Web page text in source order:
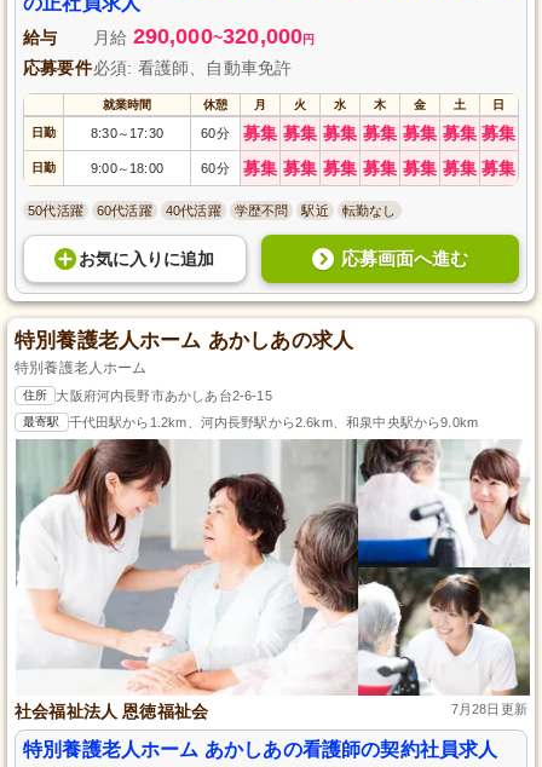
給与 月給 290,000~320,000円
応募要件必須: 看護師、自動車免許
就業時間 休憩 月 火 水 木 金 土 日
日勤 8:30～ 17:30 60分 募集 募集 募集 募集 募集 募集 募集
日勤 9:00～ 18:00 60分 募集 募集 募集 募集 募集 募集 募集
50代活躍 60代活躍 40代活躍 学歴不問 駅近 転勤なし
お気に入り に追加 応募画面へ進む
特別養護老人ホーム あかしあの求人
特別養護老人ホーム
住所 大阪府河内長野市あかしあ台2-6-15
最寄駅 千代田駅から1.2km、河内長野駅から2.6km、和泉中央駅から9.0km
社会福祉法人 恩徳福祉会 7月28日更新
特別養護老人ホーム あかしあの看護師の契約社員求人